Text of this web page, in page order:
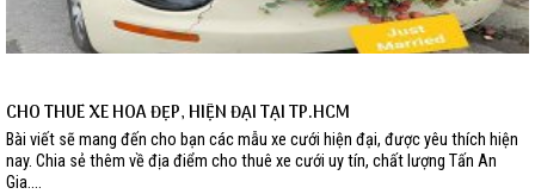
CHO THUÊ XE HOA ĐẸP, HIỆN ĐẠI TẠI TP.HCM
Bài viết sẽ mang đến cho bạn các mẫu xe cưới hiện đại, được yêu thích hiện
nay. Chia sẻ thêm về địa điểm cho thuê xe cưới uy tín, chất lượng Tấn An
Gia....